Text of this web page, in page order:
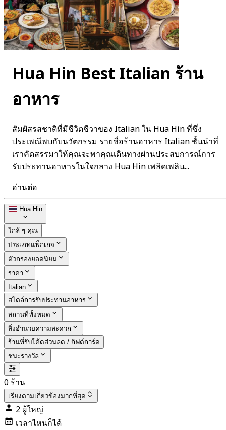
Hua Hin Best Italian ร้าน
อาหาร
สัมผัสรสชาติที่มีชีวิตชีวาของ Italian ใน Hua Hin ที่ซึ่ง
ประเพณีพบกับนวัตกรรม รายชื่อร้านอาหาร Italian ชั้นนำที่
เราคัดสรรมาให้คุณจะพาคุณเดินทางผ่านประสบการณ์การ
รับประทานอาหารในใจกลาง Hua Hin เพลิดเพลิน...
อ่านต่อ
Hua Hin
ใกล้ ๆ คุณ
ประเภทแพ็กเกจ
ตัวกรองยอดนิยม
ราคา
Italian
สไตล์การรับประทานอาหาร
สถานที่ทั้งหมด
สิ่งอำนวยความสะดวก
ร้านที่รับโค้ดส่วนลด / กิฟต์การ์ด
ชนะรางวัล
0 ร้าน
เรียงตามเกี่ยวข้องมากที่สุด
2 ผู้ใหญ่
เวลาไหนก็ได้